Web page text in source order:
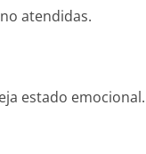
atendidas.
estado emocional.